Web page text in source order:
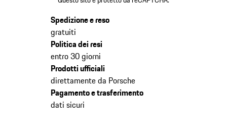
Spedizione e reso
gratuiti
Politica dei resi
entro 30 giorni
Prodotti ufficiali
direttamente da Porsche
Pagamento e trasferimento
dati sicuri